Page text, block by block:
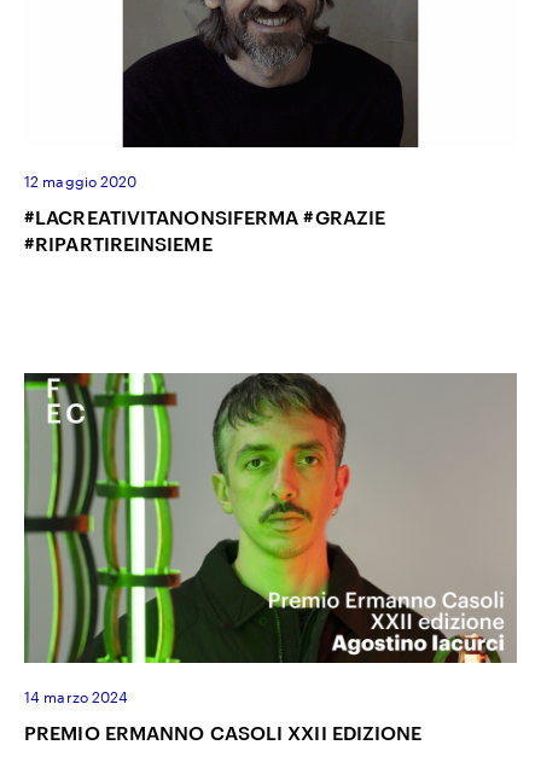
12 maggio 2020
#LACREATIVITANONSIFERMA #GRAZIE
#RIPARTIREINSIEME
14 marzo 2024
PREMIO ERMANNO CASOLI XXII EDIZIONE